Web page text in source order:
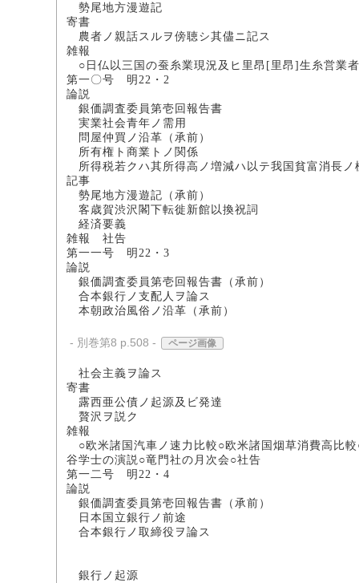
勢尾地方漫遊
寄書
農者ノ親話スルヲ傍聴
雑報
○日仏以三国の蚕糸業現況及ヒ里昂[里昂]生糸営業
第一〇号 明22・2
論説
銀価調査委員第壱回報告
実業社会青年
問屋仲買ノ沿革（
所有権ト商業トノ
所得税若クハ其所得高ノ増減ハ以テ我国貧
記事
勢尾地方漫遊記（
客歳賀渋沢閣下転徙新
経済要
雑報 社告
第一一号 明22・3
論説
銀価調査委員第壱回報告書（
合本銀行ノ支配人ヲ論ス 法
本朝政治風俗ノ沿革
- 別巻第8 p.508 - ページ画像
社会主義ヲ論
寄書
露西亜公債ノ起源及ビ発
贅沢ヲ説ク
雑報
○欧米諸国汽車ノ速力比較○欧米諸国烟草消費高比
谷学士の演説○竜門社の月次会○社告
第一二号 明22・4
論説
銀価調査委員第壱回報告書（
日本国立銀行ノ前途
合本銀行ノ取締役ヲ論ス
銀行ノ起